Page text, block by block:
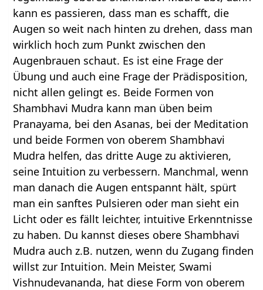
kann es passieren, dass man es schafft, die
Augen so weit nach hinten zu drehen, dass man
wirklich hoch zum Punkt zwischen den
Augenbrauen schaut. Es ist eine Frage der
Übung und auch eine Frage der Prädisposition,
nicht allen gelingt es. Beide Formen von
Shambhavi Mudra kann man üben beim
Pranayama, bei den Asanas, bei der Meditation
und beide Formen von oberem Shambhavi
Mudra helfen, das dritte Auge zu aktivieren,
seine Intuition zu verbessern. Manchmal, wenn
man danach die Augen entspannt hält, spürt
man ein sanftes Pulsieren oder man sieht ein
Licht oder es fällt leichter, intuitive Erkenntnisse
zu haben. Du kannst dieses obere Shambhavi
Mudra auch z.B. nutzen, wenn du Zugang finden
willst zur Intuition. Mein Meister, Swami
Vishnudevananda, hat diese Form von oberem